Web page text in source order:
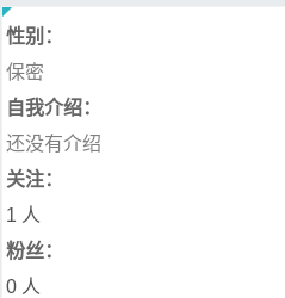
性别：
保密
自我介绍：
还没有介绍
关注：
1 人
粉丝：
0 人